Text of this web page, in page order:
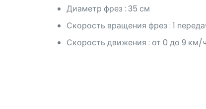
Диаметр фрез : 35 см
Скорость вращения фрез : 1
Скорость движения : от 0 до 9 км/ч